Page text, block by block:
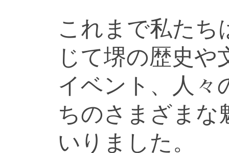
これまで私たち
じて堺の歴史や
イベント、人々
ちのさまざまな
いりました。